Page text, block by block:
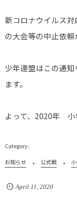
新コロナウイルス
の大会等の中止依頼
少年連盟はこの通
ます。
よって、2020年 小
お知らせ 公式戦
April 11 , 2020